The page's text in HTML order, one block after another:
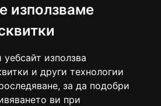
използваме
уебсайт използва
и други технологии
за да подобри
ви при
43